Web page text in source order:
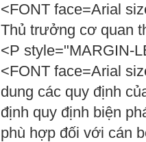
<FONT face=Arial
Thủ trưởng cơ quan
<P style="MARGIN-
<FONT face=Arial
dung các quy định
định quy định biện
phù hợp đối với cán